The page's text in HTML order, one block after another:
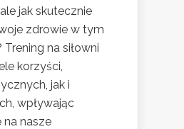
jak skutecznie
zdrowie w tym
na siłowni
korzyści,
jak i
wpływając
nasze